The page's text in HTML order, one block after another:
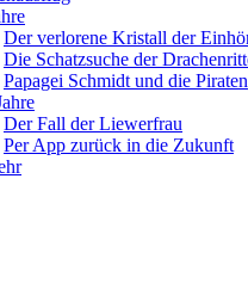
Der verlorene Kristall der
Die Schatzsuche der
Papagei Schmidt und die
Der Fall der Liewerfrau
Per App zurück in die Zukunft